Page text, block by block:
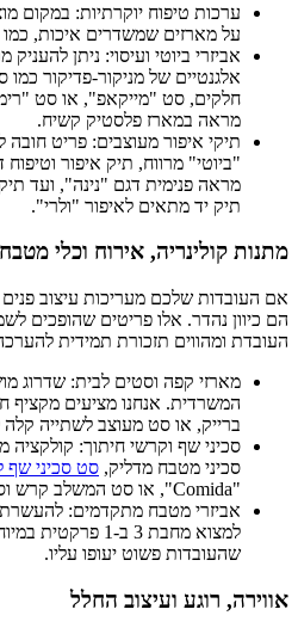
ערכות טיפוח יוקרתיות: במקום
על מארזים שמשדרים איכות, כמו
אביזרי ביוטי ועיסוי: ניתן
חלקים, סט "מייקאפ", או סט
מראה במארז פלסטיק קשיח.
תיקי איפור מעוצבים: פריט
"ביוטי" מרווח, תיק איפור
מראה פנימית דגם "נינה", ועד
תיק יד מתאים לאיפור "ולרי".
מתנות קולינריה, אירוח וכלי
אם העובדות שלכם מעריכות עיצוב פנים
הם כיוון נהדר. אלו פריטים שהופכים
העובדת ומהווים תזכורת תמידית
מארזי קפה וסטים לבית: שדרוג
המשרדית. אנחנו מציעים מקציף
ברייק, או סט מעוצב לשתייה
סכיני שף וקרשי חיתוך:
סכיני מטבח מדליק, סט סכיני שף
"Comida", או סט המשלב קרש וסכין "Comida".
אביזרי מטבח מתקדמים: להעשרת
למצוא מחבת 3 ב-1
שהעובדות פשוט יעופו עליו.
אווירה, רוגע ועיצוב החלל